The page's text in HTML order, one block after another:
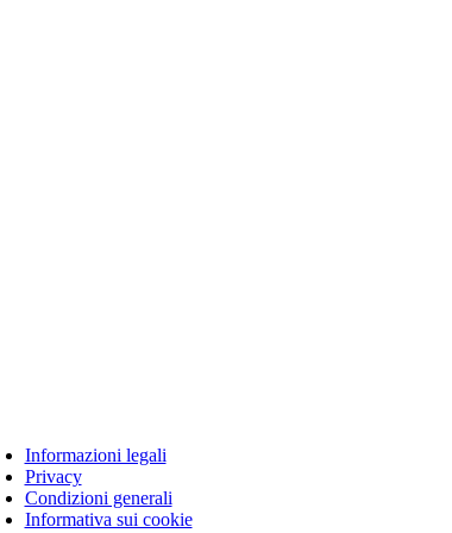
Informazioni legali
Privacy
Condizioni generali
Informativa sui cookie